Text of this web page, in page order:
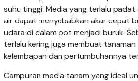
suhu tinggi. Media yang terlalu padat
air dapat menyebabkan akar cepat
udara di dalam pot menjadi buruk.
terlalu kering juga membuat tanaman
kelembapan dan pertumbuhannya
Campuran media tanam yang ideal